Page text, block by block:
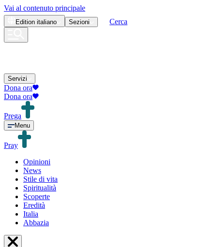
Vai al contenuto principale
Edition italiano Sezioni Cerca
Servizi
Dona ora
Dona ora
Prega
Menu
Pray
Opinioni
News
Stile di vita
Spiritualità
Scoperte
Eredità
Italia
Abbazia